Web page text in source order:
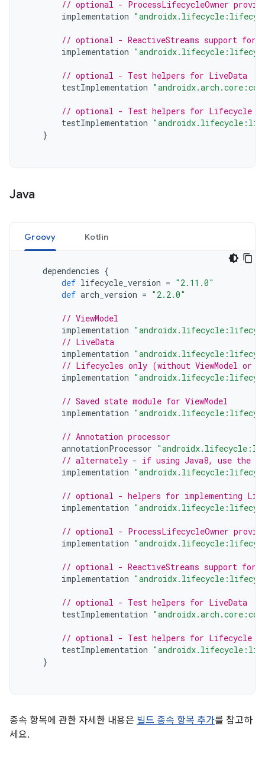
// optional - ProcessLifecycleOwner
implementation
// optional - ReactiveStreams support for
implementation
// optional - Test helpers for LiveData
testImplementation
// optional - Test helpers for Lifecycle
testImplementation
}
Java
Groovy Kotlin
dependencies {
def lifecycle_version = "2.11.0"
def arch_version = "2.2.0"
// ViewModel
implementation
// LiveData
implementation
// Lifecycles only (without ViewModel or
implementation
// Saved state module for ViewModel
implementation
// Annotation processor
annotationProcessor
// alternately - if using Java8, use the
implementation
// optional - helpers for implementing
implementation
// optional - ProcessLifecycleOwner
implementation
// optional - ReactiveStreams support for
implementation
// optional - Test helpers for LiveData
testImplementation
// optional - Test helpers for Lifecycle
testImplementation
}
종속 항목에 관한 자세한 내용은 빌드 종속 항목 추가를 참고하
세요.